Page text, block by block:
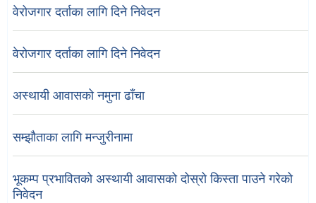
वेरोजगार दर्ताका लागि दिने निवेदन
वेरोजगार दर्ताका लागि दिने निवेदन
अस्थायी आवासको नमुना ढाँचा
सम्झौताका लागि मन्जुरीनामा
भूकम्प प्रभावितको अस्थायी आवासको दोस्रो किस्ता पाउने गरेको
निवेदन